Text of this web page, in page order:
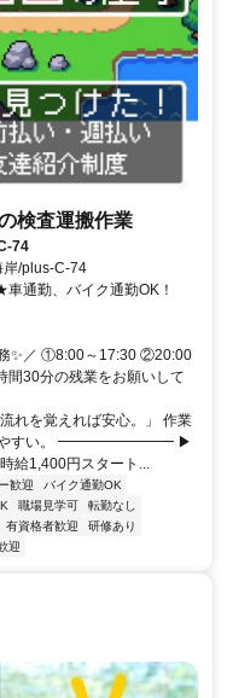
検査運搬作業
74
岸/plus-C-74
通勤、バイク通勤OK！
✨／ ①8:00～17:30 ②20:00
30分の残業をお願いして
れを覚えれば安心。」 作業
めやすい。 ━━━━━━━━ ▶
1,400円スタート...
歓迎
バイク通勤OK
職場見学可
転勤なし
有資格者歓迎
研修あり
迎